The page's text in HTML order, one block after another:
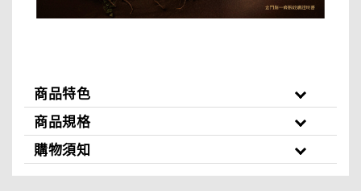
商品特色
商品規格
購物須知